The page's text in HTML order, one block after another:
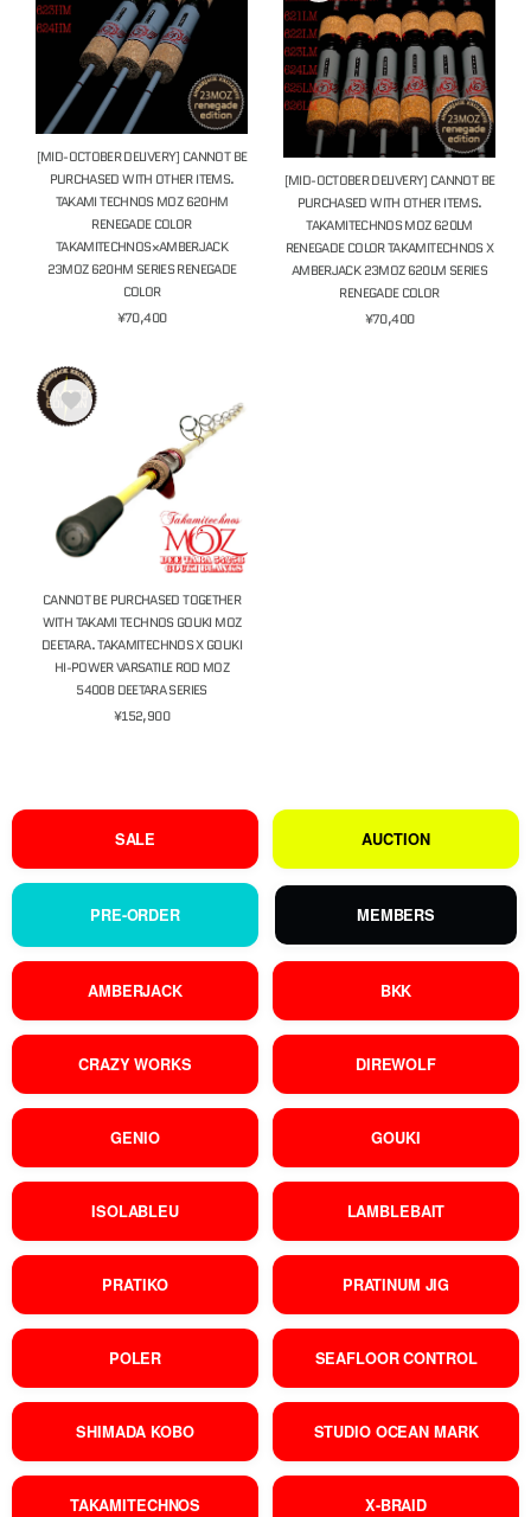
[MID-OCTOBER DELIVERY] CANNOT BE
PURCHASED WITH OTHER ITEMS.
TAKAMI TECHNOS MOZ 620HM
RENEGADE COLOR
TAKAMITECHNOS×AMBERJACK
23MOZ 620HM SERIES RENEGADE
COLOR
¥70,400
[MID-OCTOBER DELIVERY] CANNOT BE
PURCHASED WITH OTHER ITEMS.
TAKAMITECHNOS MOZ 620LM
RENEGADE COLOR TAKAMITECHNOS X
AMBERJACK 23MOZ 620LM SERIES
RENEGADE COLOR
¥70,400
CANNOT BE PURCHASED TOGETHER
WITH TAKAMI TECHNOS GOUKI MOZ
DEETARA. TAKAMITECHNOS X GOUKI
HI-POWER VARSATILE ROD MOZ
5400B DEETARA SERIES
¥152,900
SALE AUCTION
PRE-ORDER MEMBERS
AMBERJACK BKK
CRAZY WORKS DIREWOLF
GENIO GOUKI
ISOLABLEU LAMBLEBAIT
PRATIKO PRATINUM JIG
POLER SEAFLOOR CONTROL
SHIMADA KOBO STUDIO OCEAN MARK
TAKAMITECHNOS X-BRAID